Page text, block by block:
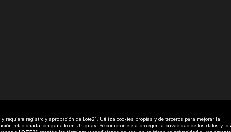
requiere registro y aprobación de Lote21. Utiliza cookies propias y de terceros para mejorar la
relacionada con ganado en Uruguay. Se compromete a proteger la privacidad de los datos y los